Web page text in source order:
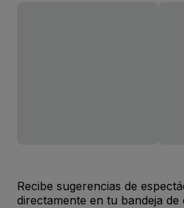
Recibe sugerencias de
directamente en tu bandeja de